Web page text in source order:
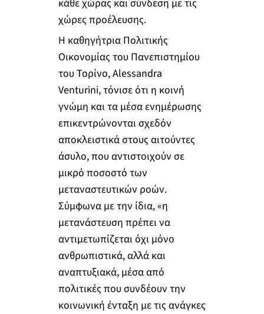
κάθε χώρας και σύνδεση με τις
χώρες προέλευσης.
Η καθηγήτρια Πολιτικής
Οικονομίας του Πανεπιστημίου
του Τορίνο, Alessandra
Venturini, τόνισε ότι η κοινή
γνώμη και τα μέσα ενημέρωσης
επικεντρώνονται σχεδόν
αποκλειστικά στους αιτούντες
άσυλο, που αντιστοιχούν σε
μικρό ποσοστό των
μεταναστευτικών ροών.
Σύμφωνα με την ίδια, «η
μετανάστευση πρέπει να
αντιμετωπίζεται όχι μόνο
ανθρωπιστικά, αλλά και
αναπτυξιακά, μέσα από
πολιτικές που συνδέουν την
κοινωνική ένταξη με τις ανάγκες